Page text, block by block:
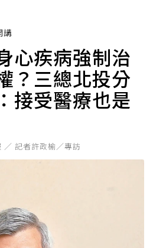
講
心疾病強制治
？三總北投分
接受醫療也是
／ 記者許政榆／專訪